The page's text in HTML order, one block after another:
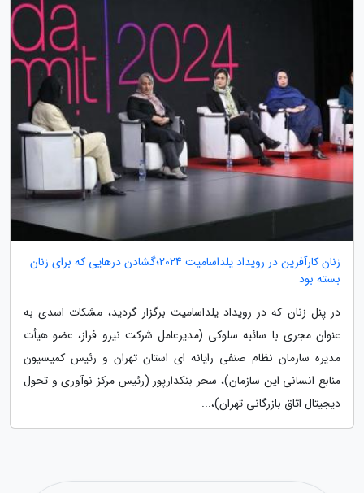
زنان کارآفرین در رویداد یلداسامیت 2024؛گشادن درهایی که برای زنان
بسته بود
در پنل زنان که در رویداد یلداسامیت برگزار گردید، مشکات اسدی به
عنوان مجری با سائبه سلوکی (مدیرعامل شرکت نیرو فراز، عضو هیأت
مدیره سازمان نظام صنفی رایانه ای استان تهران و رئیس کمیسیون
منابع انسانی این سازمان)، سحر بنکدارپور (رئیس مرکز نوآوری و تحول
دیجیتال اتاق بازرگانی تهران)،...